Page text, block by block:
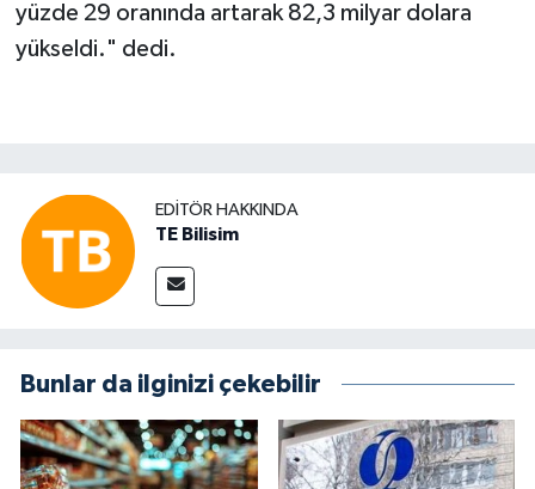
yüzde 29 oranında artarak 82,3 milyar dolara
yükseldi." dedi.
EDITÖR HAKKINDA
TE Bilisim
Bunlar da ilginizi çekebilir